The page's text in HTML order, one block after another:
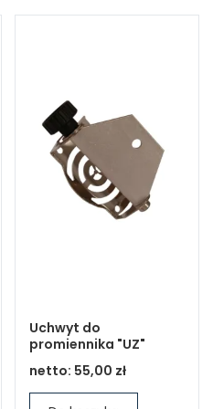
Uchwyt do
promiennika "UZ"
netto: 55,00 zł